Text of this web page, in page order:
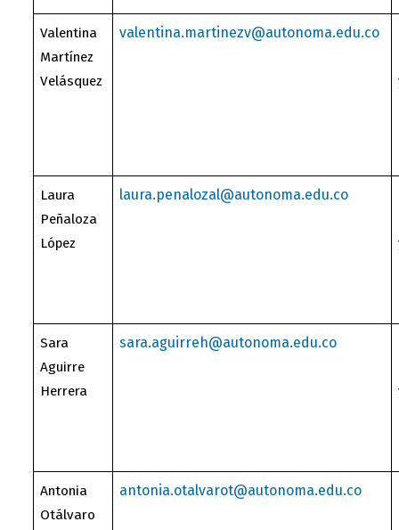
Valentina
Martínez
Velásquez
valentina.martinezv@autonoma.edu.co
Laura
Peñaloza
López
laura.penalozal@autonoma.edu.co
Sara
Aguirre
Herrera
sara.aguirreh@autonoma.edu.co
Antonia
Otálvaro
antonia.otalvarot@autonoma.edu.co